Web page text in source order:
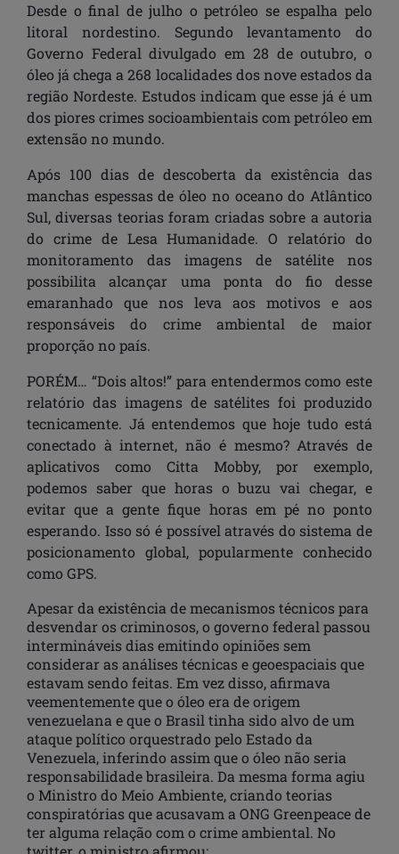
Desde o final de julho o petróleo se espalha pelo
litoral nordestino. Segundo levantamento do
Governo Federal divulgado em 28 de outubro, o
óleo já chega a 268 localidades dos nove estados da
região Nordeste. Estudos indicam que esse já é um
dos piores crimes socioambientais com petróleo em
extensão no mundo.
Após 100 dias de descoberta da existência das
manchas espessas de óleo no oceano do Atlântico
Sul, diversas teorias foram criadas sobre a autoria
do crime de Lesa Humanidade. O relatório do
monitoramento das imagens de satélite nos
possibilita alcançar uma ponta do fio desse
emaranhado que nos leva aos motivos e aos
responsáveis do crime ambiental de maior
proporção no país.
PORÉM… “Dois altos!” para entendermos como este
relatório das imagens de satélites foi produzido
tecnicamente. Já entendemos que hoje tudo está
conectado à internet, não é mesmo? Através de
aplicativos como Citta Mobby, por exemplo,
podemos saber que horas o buzu vai chegar, e
evitar que a gente fique horas em pé no ponto
esperando. Isso só é possível através do sistema de
posicionamento global, popularmente conhecido
como GPS.
Apesar da existência de mecanismos técnicos para
desvendar os criminosos, o governo federal passou
intermináveis dias emitindo opiniões sem
considerar as análises técnicas e geoespaciais que
estavam sendo feitas. Em vez disso, afirmava
veementemente que o óleo era de origem
venezuelana e que o Brasil tinha sido alvo de um
ataque político orquestrado pelo Estado da
Venezuela, inferindo assim que o óleo não seria
responsabilidade brasileira. Da mesma forma agiu
o Ministro do Meio Ambiente, criando teorias
conspiratórias que acusavam a ONG Greenpeace de
ter alguma relação com o crime ambiental. No